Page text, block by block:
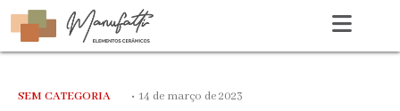
SEM CATEGORIA • 14 de março de 2023